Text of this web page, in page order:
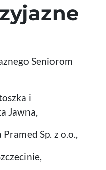
Seniorom
i
Jawna,
Sp. z o.o.,